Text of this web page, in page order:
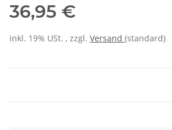
36,95 €
inkl. 19% USt. , zzgl. Versand (standard)